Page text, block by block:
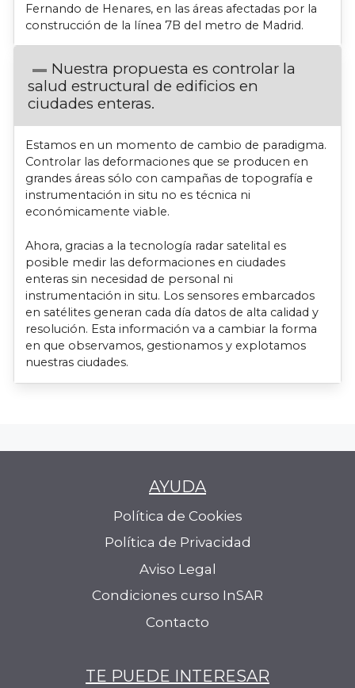
Fernando de Henares, en las áreas afectadas por la
construcción de la línea 7B del metro de Madrid.
Nuestra propuesta es controlar la
salud estructural de edificios en
ciudades enteras.
Estamos en un momento de cambio de paradigma.
Controlar las deformaciones que se producen en
grandes áreas sólo con campañas de topografía e
instrumentación in situ no es técnica ni
económicamente viable.
Ahora, gracias a la tecnología radar satelital es
posible medir las deformaciones en ciudades
enteras sin necesidad de personal ni
instrumentación in situ. Los sensores embarcados
en satélites generan cada día datos de alta calidad y
resolución. Esta información va a cambiar la forma
en que observamos, gestionamos y explotamos
nuestras ciudades.
AYUDA
Política de Cookies
Política de Privacidad
Aviso Legal
Condiciones curso InSAR
Contacto
TE PUEDE INTERESAR